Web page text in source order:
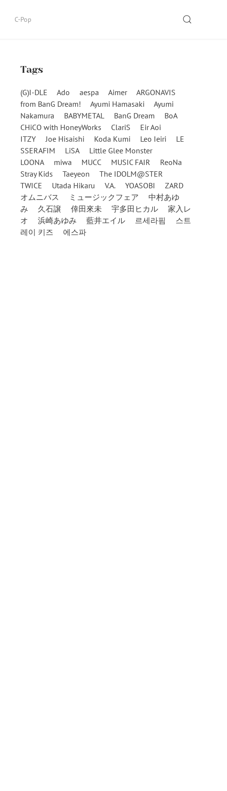
C-Pop SEARCH
Tags
(G)I-DLE Ado aespa Aimer
ARGONAVIS
from BanG Dream!
Ayumi Hamasaki
Ayumi
Nakamura
BABYMETAL BanG Dream
BoA
CHiCO with HoneyWorks
ClariS
Eir Aoi
ITZY
Joe Hisaishi Koda Kumi Leo Ieiri
LE
SSERAFIM
LiSA
Little Glee Monster
LOONA
miwa MUCC MUSIC FAIR
ReoNa
Stray Kids
Taeyeon
The IDOLM@STER
TWICE
Utada Hikaru V.A. YOASOBI
ZARD
オムニバス
ミュージックフェア
中村あゆ
み
久石譲 倖田來未 宇多田ヒカル
家入レ
オ
浜崎あゆみ 藍井エイル 르세라핌
스트
레이 키즈
에스파